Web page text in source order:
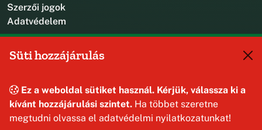
Szerzői jogok
Adatvédelem
8192 Hajmáskér, Kossuth Lajos u. 31.
Süti hozzájárulás
Ez a weboldal sütiket használ. Kérjük, válassza ki a
kívánt hozzájárulási szintet. Ha többet szeretne
megtudni olvassa el adatvédelmi nyilatkozatunkat!